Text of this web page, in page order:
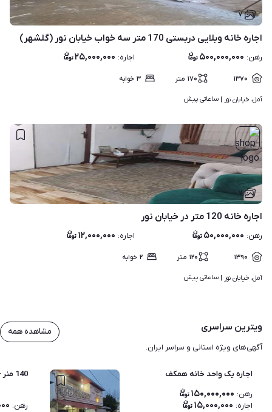
۷
اجاره خانه وبلایی دربستی 170 متر سه خواب خیابان نور (گلشهر)
رهن: ۵۰۰,۰۰۰,۰۰۰ اجاره: ۲۵,۰۰۰,۰۰۰
۱۳۷۰ ۱۷۰ متر ۳ خوابه
آمل، خیابان نور | ساعاتی پیش
۷
اجاره خانه 120 متر در خیابان نور
رهن: ۵۰,۰۰۰,۰۰۰ اجاره: ۱۲,۰۰۰,۰۰۰
۱۳۹۰ ۱۲۰ متر ۲ خوابه
آمل، خیابان نور | ساعاتی پیش
ویترین سراسری
آگهی‌های ویژه استانی و سراسر ایران.
مشاهده همه
اجاره یک واحد خانه همکف
رهن: ۱۵۰,۰۰۰,۰۰۰
اجاره: ۱۵,۰۰۰,۰۰۰
140 منر - افتاب 32
رهن: